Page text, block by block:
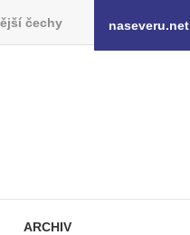
čechy naseveru.net
ARCHIV